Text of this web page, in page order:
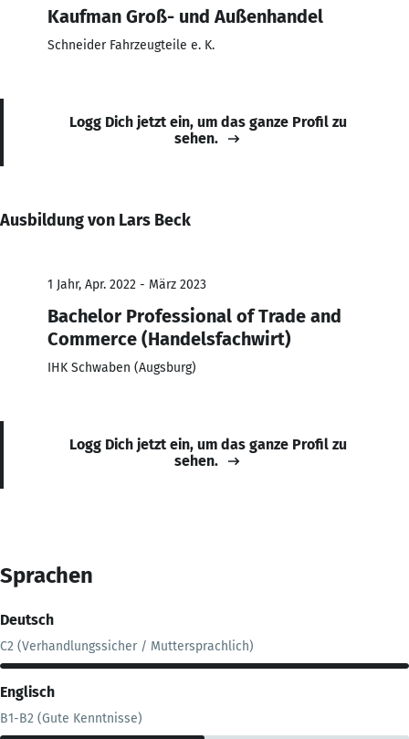
Kaufman Groß- und Außenhandel
Schneider Fahrzeugteile e. K.
Logg Dich jetzt ein, um das ganze Profil zu
sehen.
Ausbildung von Lars Beck
1 Jahr, Apr. 2022 - März 2023
Bachelor Professional of Trade and
Commerce (Handelsfachwirt)
IHK Schwaben (Augsburg)
Logg Dich jetzt ein, um das ganze Profil zu
sehen.
Sprachen
Deutsch
C2 (Verhandlungssicher / Muttersprachlich)
Englisch
B1-B2 (Gute Kenntnisse)